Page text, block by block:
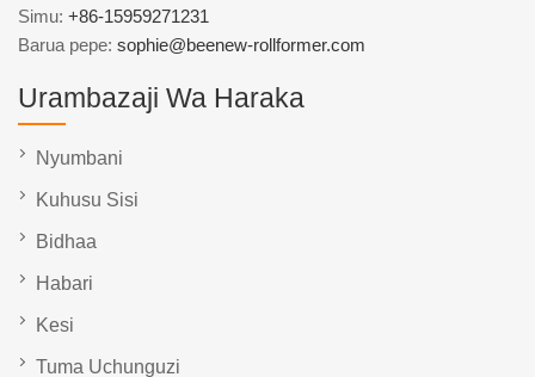
Simu: +86-15959271231
Barua pepe: sophie@beenew-rollformer.com
Urambazaji Wa Haraka
Nyumbani
Kuhusu Sisi
Bidhaa
Habari
Kesi
Tuma Uchunguzi